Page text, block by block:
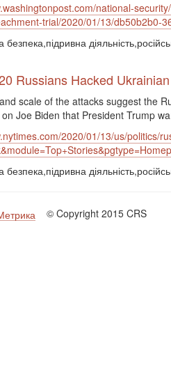
national-
trial/2020/01/13/db50b2b0-
Russians Hacked
scale of the attacks suggest the
Joe Biden that President Trump
2020/01/13/us/politics/
© Copyright 2015 CRS